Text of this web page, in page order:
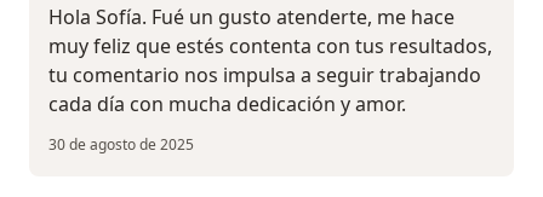
Hola Sofía. Fué un gusto atenderte, me hace
muy feliz que estés contenta con tus resultados,
tu comentario nos impulsa a seguir trabajando
cada día con mucha dedicación y amor.
30 de agosto de 2025